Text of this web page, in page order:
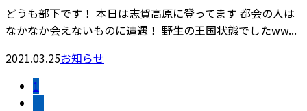
どうも部下です！ 本日は志賀高原に登ってます 都会の人は
なかなか会えないものに遭遇！ 野生の王国状態でしたww...
2021.03.25お知らせ
1